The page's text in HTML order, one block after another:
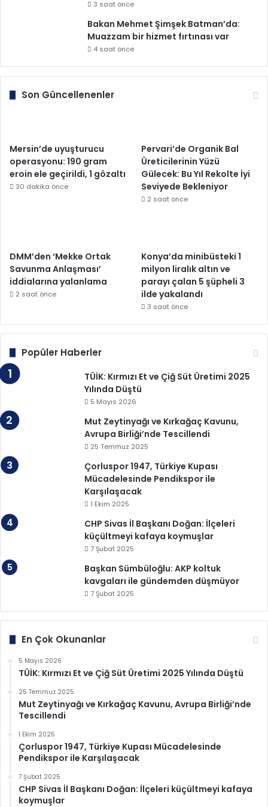
3 saat önce
Bakan Mehmet Şimşek Batman’da:
Muazzam bir hizmet fırtınası var
4 saat önce
Son Güncellenenler
Mersin’de uyuşturucu
operasyonu: 190 gram
eroin ele geçirildi, 1 gözaltı
30 dakika önce
Pervari’de Organik Bal
Üreticilerinin Yüzü
Gülecek: Bu Yıl Rekolte İyi
Seviyede Bekleniyor
2 saat önce
DMM’den ‘Mekke Ortak
Savunma Anlaşması’
iddialarına yalanlama
2 saat önce
Konya’da minibüsteki 1
milyon liralık altın ve
parayı çalan 5 şüpheli 3
ilde yakalandı
3 saat önce
Popüler Haberler
TÜİK: Kırmızı Et ve Çiğ Süt Üretimi 2025
Yılında Düştü
5 Mayıs 2026
Mut Zeytinyağı ve Kırkağaç Kavunu,
Avrupa Birliği’nde Tescillendi
25 Temmuz 2025
Çorluspor 1947, Türkiye Kupası
Mücadelesinde Pendikspor ile
Karşılaşacak
1 Ekim 2025
CHP Sivas İl Başkanı Doğan: İlçeleri
küçültmeyi kafaya koymuşlar
7 Şubat 2025
Başkan Sümbüloğlu: AKP koltuk
kavgaları ile gündemden düşmüyor
7 Şubat 2025
En Çok Okunanlar
5 Mayıs 2026
TÜİK: Kırmızı Et ve Çiğ Süt Üretimi 2025 Yılında Düştü
25 Temmuz 2025
Mut Zeytinyağı ve Kırkağaç Kavunu, Avrupa Birliği’nde
Tescillendi
1 Ekim 2025
Çorluspor 1947, Türkiye Kupası Mücadelesinde
Pendikspor ile Karşılaşacak
7 Şubat 2025
CHP Sivas İl Başkanı Doğan: İlçeleri küçültmeyi kafaya
koymuşlar